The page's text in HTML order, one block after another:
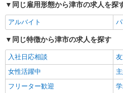
キープ
アルバイト パート
すき家の店舗ス
ど）
時給1,100円
高校生時給1,087
同じ雇用形態から津市の求人を探
アルバイト
同じ特徴から津市の求人を探す
入社日応相談
女性活躍中
フリーター歓迎